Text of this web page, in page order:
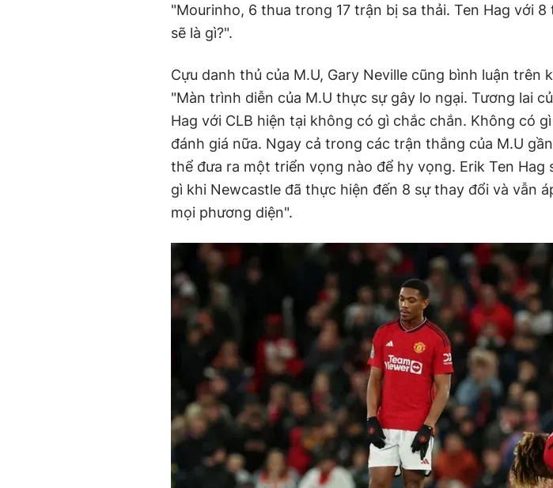
"Mourinho, 6 thua trong 17 trận bị sa thải. Ten Hag với
sẽ là gì?".
Cựu danh thủ của M.U, Gary Neville cũng bình luận trên
"Màn trình diễn của M.U thực sự gây lo ngại. Tương lai
Hag với CLB hiện tại không có gì chắc chắn. Không có
đánh giá nữa. Ngay cả trong các trận thắng của M.U
thể đưa ra một triển vọng nào để hy vọng. Erik Ten Hag
gì khi Newcastle đã thực hiện đến 8 sự thay đổi và vẫn
mọi phương diện".